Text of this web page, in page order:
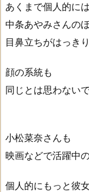
あくまで個人的に
中条あやみさんの
目鼻立ちがはっき
顔の系統も
同じとは思わない
小松菜奈さんも
映画などで活躍中
個人的にもっと彼